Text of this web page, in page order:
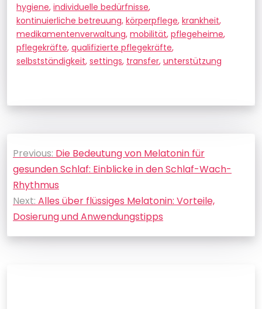
hygiene, individuelle bedürfnisse,
kontinuierliche betreuung, körperpflege, krankheit,
medikamentenverwaltung, mobilität, pflegeheime,
pflegekräfte, qualifizierte pflegekräfte,
selbstständigkeit, settings, transfer, unterstützung
Beitragsnavigation
Previous: Die Bedeutung von Melatonin für
gesunden Schlaf: Einblicke in den Schlaf-Wach-
Rhythmus
Next: Alles über flüssiges Melatonin: Vorteile,
Dosierung und Anwendungstipps